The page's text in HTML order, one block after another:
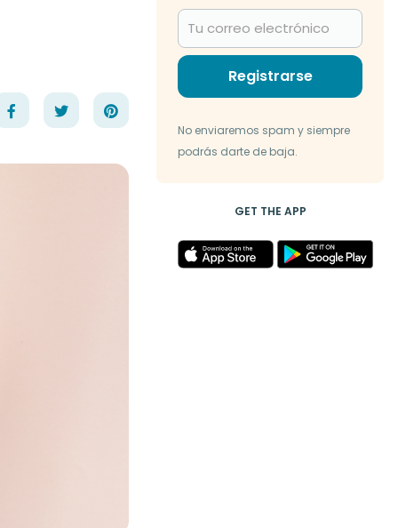
Registrarse
No enviaremos spam y siempre
podrás darte de baja.
GET THE APP